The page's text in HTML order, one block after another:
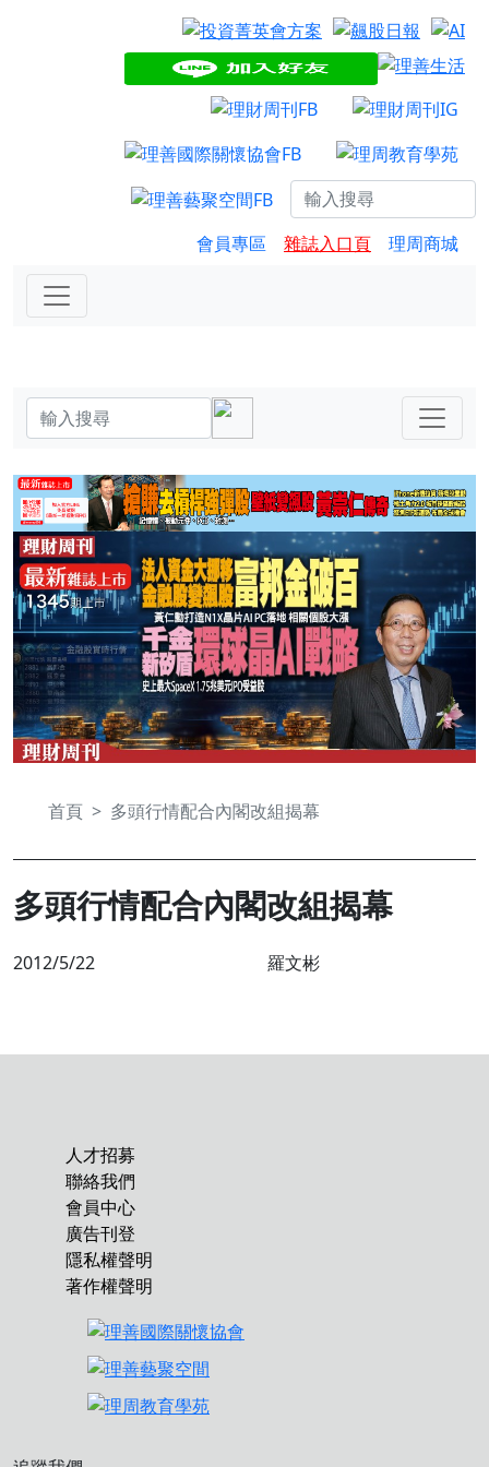
會員專區 雜誌入口頁 理周商城
首頁 多頭行情配合內閣改組揭幕
多頭行情配合內閣改組揭幕
2012/5/22 羅文彬
人才招募
聯絡我們
會員中心
廣告刊登
隱私權聲明
著作權聲明